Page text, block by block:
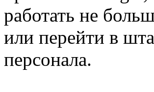
работать не
или перейти в
персонала.